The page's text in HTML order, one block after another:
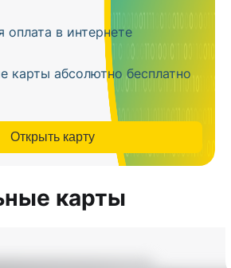
оплата в интернете
карты абсолютно бесплатно
Открыть карту
карты